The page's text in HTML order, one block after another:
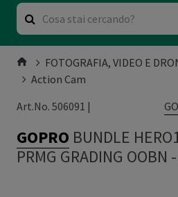
FOTOGRAFIA, VIDEO E
Action Cam
Art.No. 506091 |
GOPRO BUNDLE
PRMG GRADING OOBN